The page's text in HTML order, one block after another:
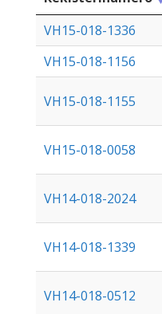
VH15-018-1336
VH15-018-1156
VH15-018-1155
VH15-018-0058
VH14-018-2024
VH14-018-1339
VH14-018-0512